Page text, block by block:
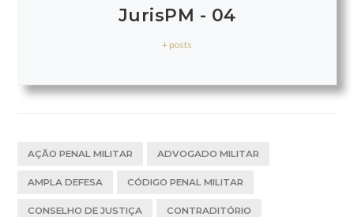
JurisPM - 04
+ posts
AÇÃO PENAL MILITAR ADVOGADO MILITAR
AMPLA DEFESA CÓDIGO PENAL MILITAR
CONSELHO DE JUSTIÇA CONTRADITÓRIO